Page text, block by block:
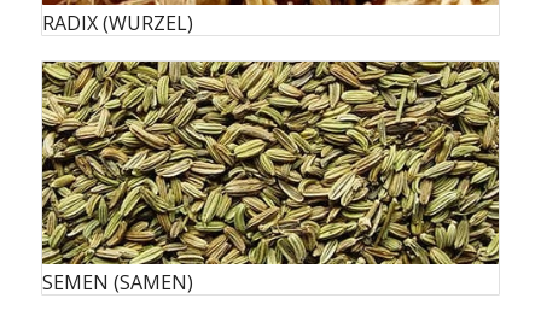
RADIX (WURZEL)
SEMEN (SAMEN)